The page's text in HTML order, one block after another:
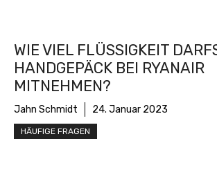
WIE VIEL FLÜSSIGKEIT
HANDGEPÄCK BEI RYANAIR
MITNEHMEN?
Jahn Schmidt 24. Januar 2023
HÄUFIGE FRAGEN